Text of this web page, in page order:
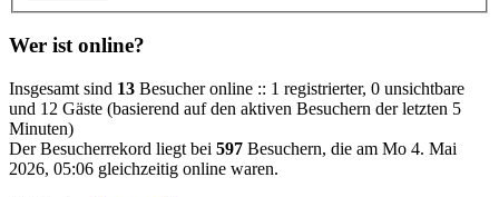
Wer ist online?
Insgesamt sind 13 Besucher online :: 1 registrierter, 0 unsichtbare
und 12 Gäste (basierend auf den aktiven Besuchern der letzten 5
Minuten)
Der Besucherrekord liegt bei 597 Besuchern, die am Mo 4. Mai
2026, 05:06 gleichzeitig online waren.